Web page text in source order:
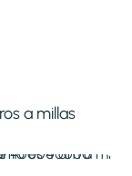
a millas